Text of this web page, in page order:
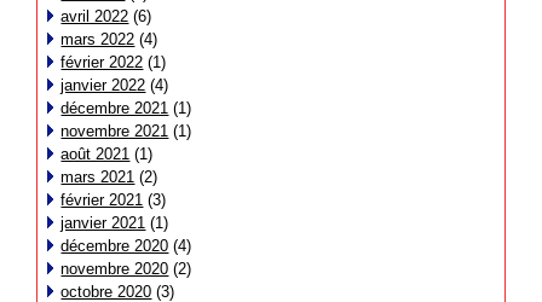
avril 2022 (6)
mars 2022 (4)
février 2022 (1)
janvier 2022 (4)
décembre 2021 (1)
novembre 2021 (1)
août 2021 (1)
mars 2021 (2)
février 2021 (3)
janvier 2021 (1)
décembre 2020 (4)
novembre 2020 (2)
octobre 2020 (3)